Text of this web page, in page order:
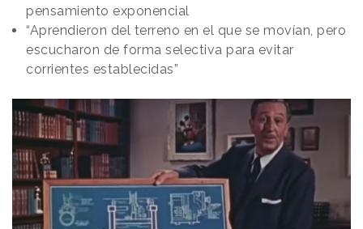
pensamiento exponencial
“Aprendieron del terreno en el que se movían, pero
escucharon de forma selectiva para evitar
corrientes establecidas”